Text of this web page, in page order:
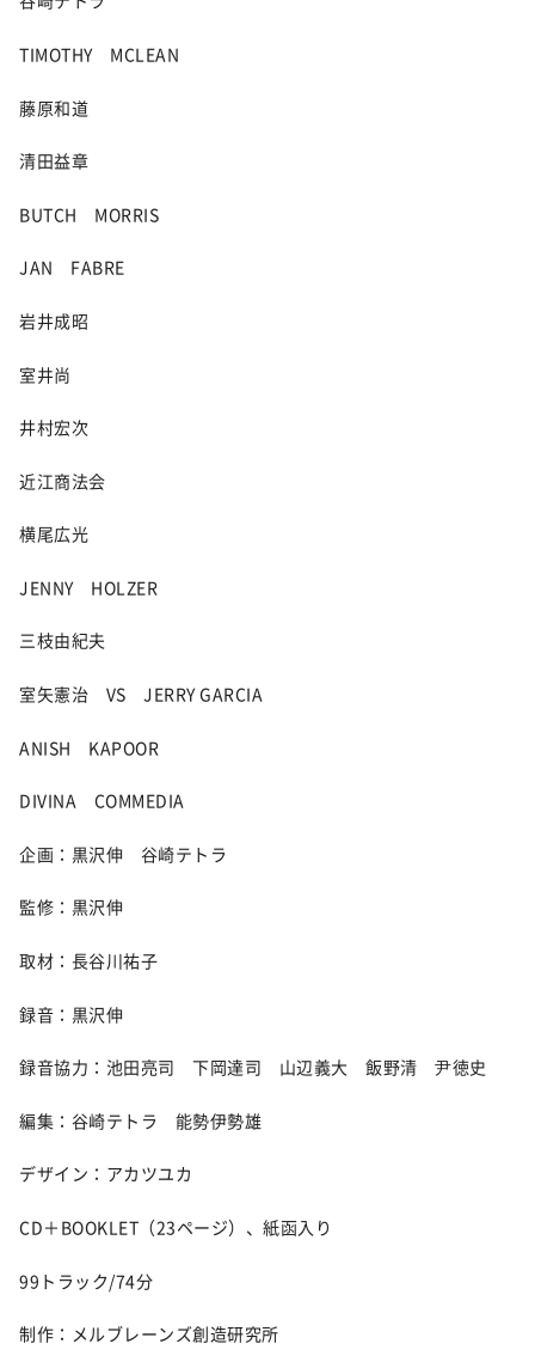
TIMOTHY MCLEAN
藤原和道
清田益章
BUTCH MORRIS
JAN FABRE
岩井成昭
室井尚
井村宏次
近江商法会
横尾広光
JENNY HOLZER
三枝由紀夫
室矢憲治 VS JERRY GARCIA
ANISH KAPOOR
DIVINA COMMEDIA
企画：黒沢伸 谷崎テトラ
監修：黒沢伸
取材：長谷川祐子
録音：黒沢伸
録音協力：池田亮司 下岡達司 山辺義大 飯野清 尹徳史
編集：谷崎テトラ 能勢伊勢雄
デザイン：アカツユカ
CD＋BOOKLET（23ページ）、紙函入り
99トラック/74分
制作：メルブレーンズ創造研究所